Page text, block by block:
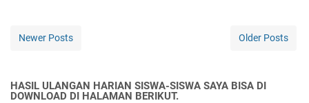
Newer Posts Older Posts
HASIL ULANGAN HARIAN SISWA-SISWA SAYA BISA DI
DOWNLOAD DI HALAMAN BERIKUT.